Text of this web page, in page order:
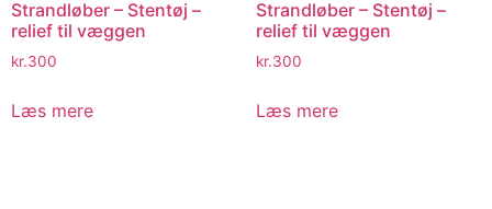
Strandløber – Stentøj –
relief til væggen
kr.300
Læs mere
Strandløber – Stentøj –
relief til væggen
kr.300
Læs mere